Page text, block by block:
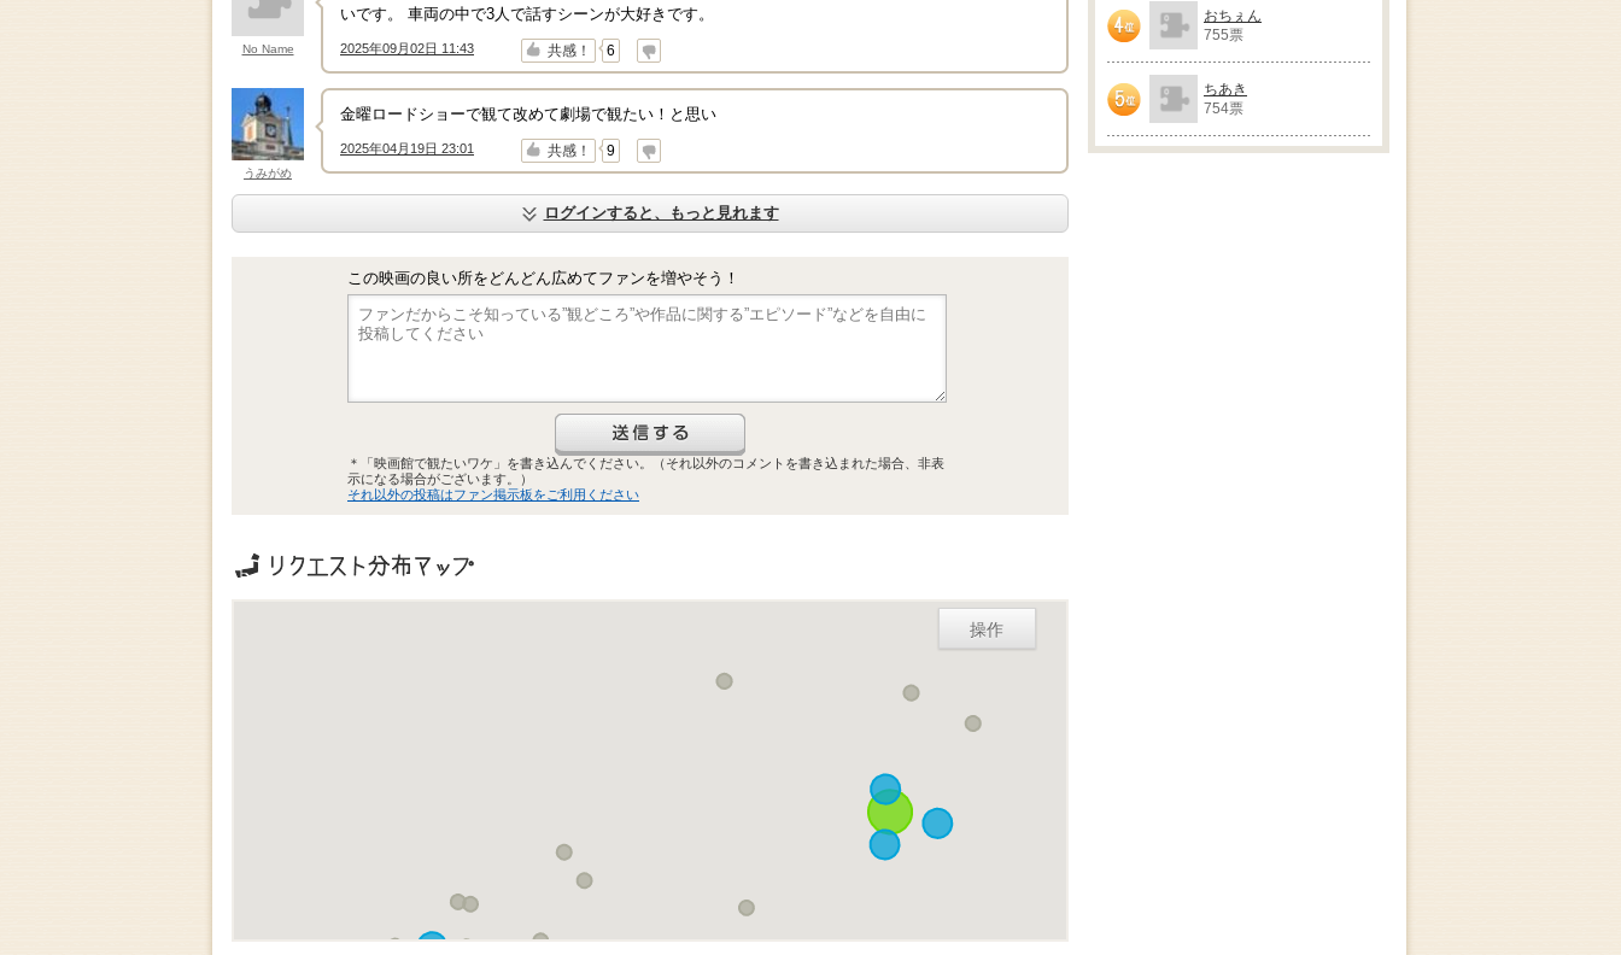
No Name
いです。 車両の中で3人で話すシーンが大好きです。
2025年09月02日 11:43
↑ 共感！ 6
↓
うみがめ
金曜ロードショーで観て改めて劇場で観たい！と思い
2025年04月19日 23:01
↑ 共感！ 9
↓
ログインすると、もっと見れます
この映画の良い所をどんどん広めてファンを増やそう！
＊「映画館で観たいワケ」を書き込んでください。（それ以外のコメントを書き込まれた場合、非表
示になる場合がございます。）
それ以外の投稿はファン掲示板をご利用ください
操作
おちぇん
755票
ちあき
754票